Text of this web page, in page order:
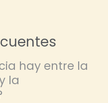
hay entre la
la